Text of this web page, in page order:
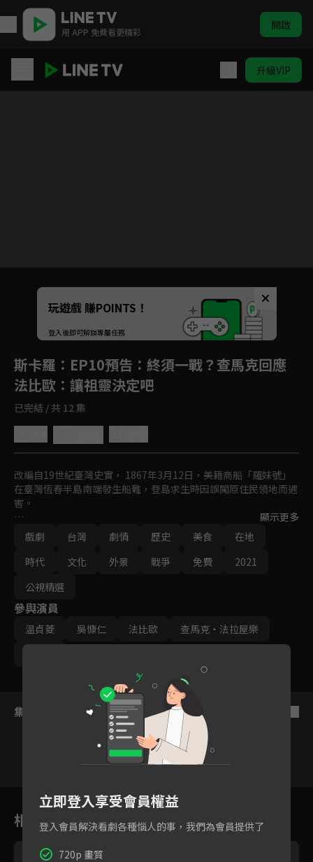
用 APP 免費看更精彩 開啟
升級VIP
Unmute
玩遊戲 賺POINTS！
登入後即可解鎖專屬任務
斯卡羅 ：EP10預告：終須一戰？查馬克回應
法比歐：讓祖靈決定吧
已完結 / 共 12 集
改編自19世紀臺灣史實， 1867年3月12日，美籍商船「羅妹號」
在臺灣恆春半島南端發生船難，登島求生時因誤闖原住民領地而遇
害。
彼時，蝶妹18歲，因通曉多種語言，以翻譯的身分協助抵臺的美國
領事李仙得進行相關調查，並被迫捲入複雜的族群紛爭⋯
顯示更多
戲劇
台灣 劇情 歷史 美食
在地
時代
文化 外景 戰爭 免費
2021
公視精選
參與演員
温貞菱 吳慷仁 法比歐
查馬克・法拉屋樂
集數列表
2 3
相關花絮
立即登入享受會員權益
登入會員解決看劇各種惱人的事，我們為會員提供了
720p 畫質